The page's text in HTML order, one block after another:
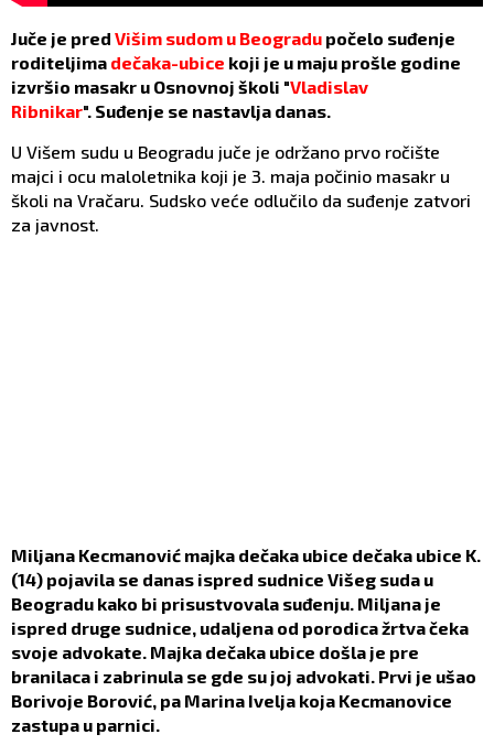
Juče je pred Višim sudom u Beogradu počelo suđenje
roditeljima dečaka-ubice koji je u maju prošle godine
izvršio masakr u Osnovnoj školi "Vladislav
Ribnikar". Suđenje se nastavlja danas.
U Višem sudu u Beogradu juče je održano prvo ročište
majci i ocu maloletnika koji je 3. maja počinio masakr u
školi na Vračaru. Sudsko veće odlučilo da suđenje zatvori
za javnost.
Miljana Kecmanović majka dečaka ubice dečaka ubice K.
(14) pojavila se danas ispred sudnice Višeg suda u
Beogradu kako bi prisustvovala suđenju. Miljana je
ispred druge sudnice, udaljena od porodica žrtva čeka
svoje advokate. Majka dečaka ubice došla je pre
branilaca i zabrinula se gde su joj advokati. Prvi je ušao
Borivoje Borović, pa Marina Ivelja koja Kecmanovice
zastupa u parnici.